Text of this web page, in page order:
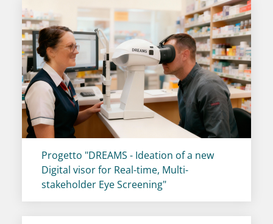
Titolo card:
Progetto "DREAMS - Ideation of a new
Digital visor for Real-time, Multi-
stakeholder Eye Screening"